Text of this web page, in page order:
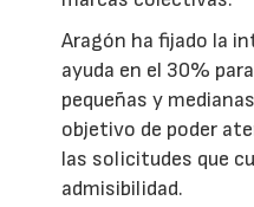
Aragón ha fijado la
ayuda en el 30%
pequeñas y
objetivo de poder
las solicitudes que
admisibilidad.